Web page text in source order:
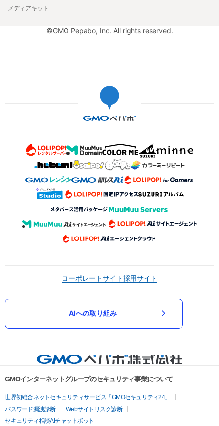
メディアキット
©GMO Pepabo, Inc. All rights reserved.
コーポレートサイト採用サイト
AIへの取り組み
GMOインターネットグループのセキュリティ事業について
世界初総合ネットセキュリティサービス「GMOセキュリティ24」
パスワード漏洩診断
Webサイトリスク診断
セキュリティ相談AIチャットボット